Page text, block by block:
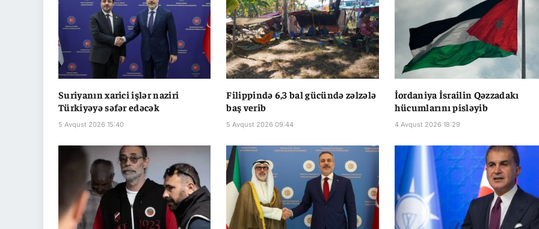
Suriyanın xarici işlər naziri
Türkiyəyə səfər edəcək
5 Avqust 2026 15:40
Filippində 6,3 bal gücündə zəlzələ
baş verib
5 Avqust 2026 09:44
İordaniya İsrailin Qəzzadakı
hücumlarını pisləyib
4 Avqust 2026 18:29